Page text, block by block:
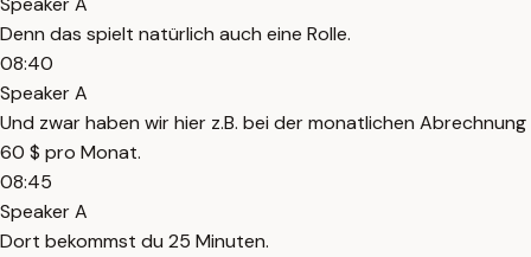
Denn das spielt natürlich auch eine Rolle.
08:40
Speaker A
Und zwar haben wir hier z.B. bei der monatlichen Abrechnung
60 $ pro Monat.
08:45
Speaker A
Dort bekommst du 25 Minuten.